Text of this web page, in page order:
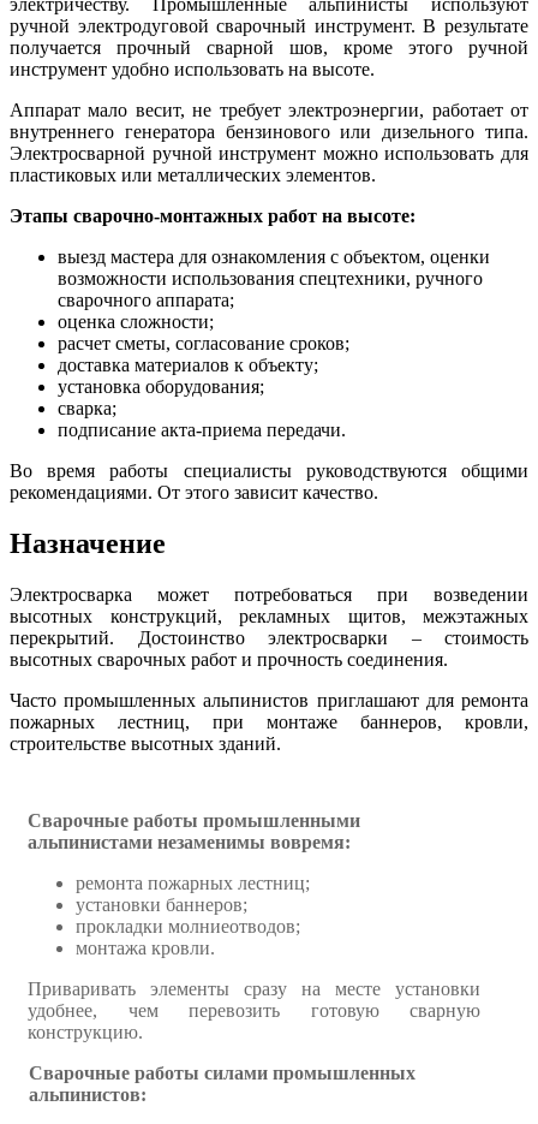
электричеству. Промышленные альпинисты используют
ручной электродуговой сварочный инструмент. В результате
получается прочный сварной шов, кроме этого ручной
инструмент удобно использовать на высоте.
Аппарат мало весит, не требует электроэнергии, работает от
внутреннего генератора бензинового или дизельного типа.
Электросварной ручной инструмент можно использовать для
пластиковых или металлических элементов.
Этапы сварочно-монтажных работ на высоте:
выезд мастера для ознакомления с объектом, оценки
возможности использования спецтехники, ручного
сварочного аппарата;
оценка сложности;
расчет сметы, согласование сроков;
доставка материалов к объекту;
установка оборудования;
сварка;
подписание акта-приема передачи.
Во время работы специалисты руководствуются общими
рекомендациями. От этого зависит качество.
Назначение
Электросварка может потребоваться при возведении
высотных конструкций, рекламных щитов, межэтажных
перекрытий. Достоинство электросварки – стоимость
высотных сварочных работ и прочность соединения.
Часто промышленных альпинистов приглашают для ремонта
пожарных лестниц, при монтаже баннеров, кровли,
строительстве высотных зданий.
Сварочные работы промышленными
альпинистами незаменимы вовремя:
ремонта пожарных лестниц;
установки баннеров;
прокладки молниеотводов;
монтажа кровли.
Приваривать элементы сразу на месте установки
удобнее, чем перевозить готовую сварную
конструкцию.
Сварочные работы силами промышленных
альпинистов: